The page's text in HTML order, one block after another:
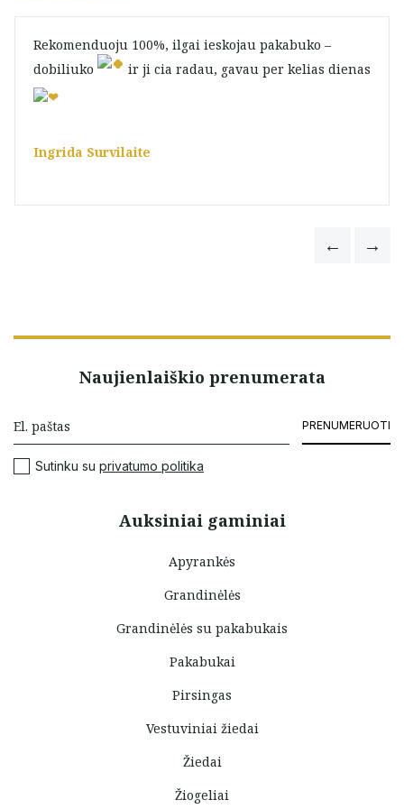
Rekomenduoju 100%, ilgai ieskojau pakabuko –
dobiliuko
ir ji cia radau, gavau per kelias dienas
Ingrida Survilaite
Auksiniai gaminiai
Apyrankės
Grandinėlės
Grandinėlės su pakabukais
Pakabukai
Pirsingas
Vestuviniai žiedai
Žiedai
Žiogeliai
Naujienlaiškio prenumerata
PRENUMERUOTI
Sutinku su privatumo politika